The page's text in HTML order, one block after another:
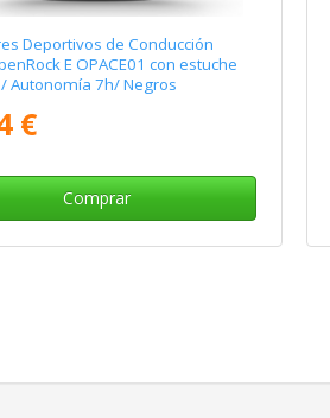
Deportivos de Conducción
E OPACE01 con estuche
Autonomía 7h/ Negros
€
Comprar